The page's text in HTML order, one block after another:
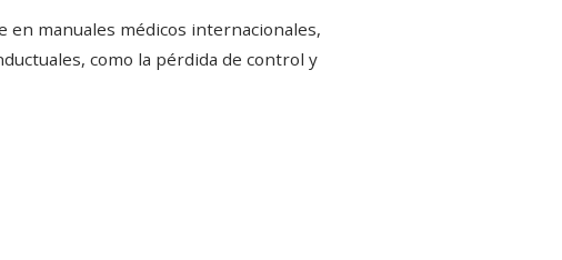
manuales médicos internacionales,
como la pérdida de control y